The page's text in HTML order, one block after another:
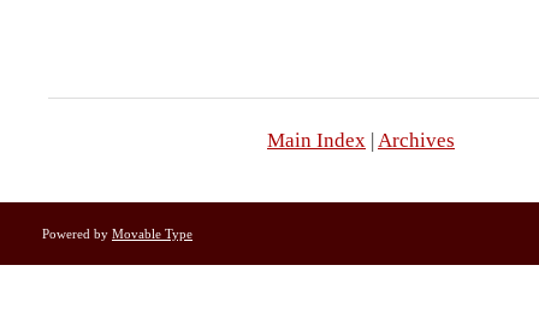
Main Index Archives
Powered by Movable Type